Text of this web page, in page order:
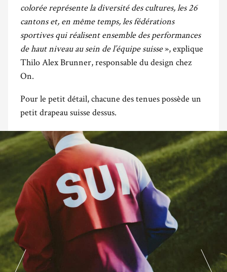
colorée représente la diversité des cultures, les 26
cantons et, en même temps, les fédérations
sportives qui réalisent ensemble des performances
de haut niveau au sein de l’équipe suisse», explique
Thilo Alex Brunner, responsable du design chez
On.
Pour le petit détail, chacune des tenues possède un
petit drapeau suisse dessus.